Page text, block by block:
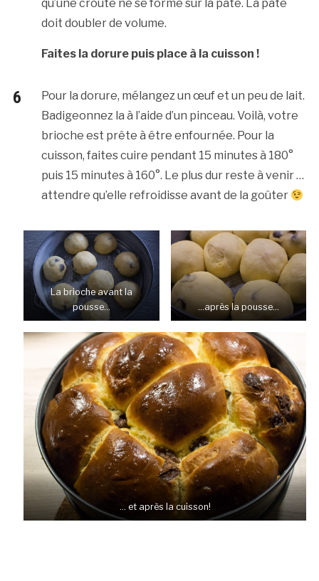
qu’une croûte ne se forme sur la pâte. La pâte
doit doubler de volume.
Faites la dorure puis place à la cuisson !
Pour la dorure, mélangez un œuf et un peu de lait.
Badigeonnez la à l’aide d’un pinceau. Voilà, votre
brioche est prête à être enfournée. Pour la
cuisson, faites cuire pendant 15 minutes à 180°
puis 15 minutes à 160°. Le plus dur reste à venir …
attendre qu’elle refroidisse avant de la goûter
La brioche avant la
pousse…
…après la pousse…
… et après la cuisson!